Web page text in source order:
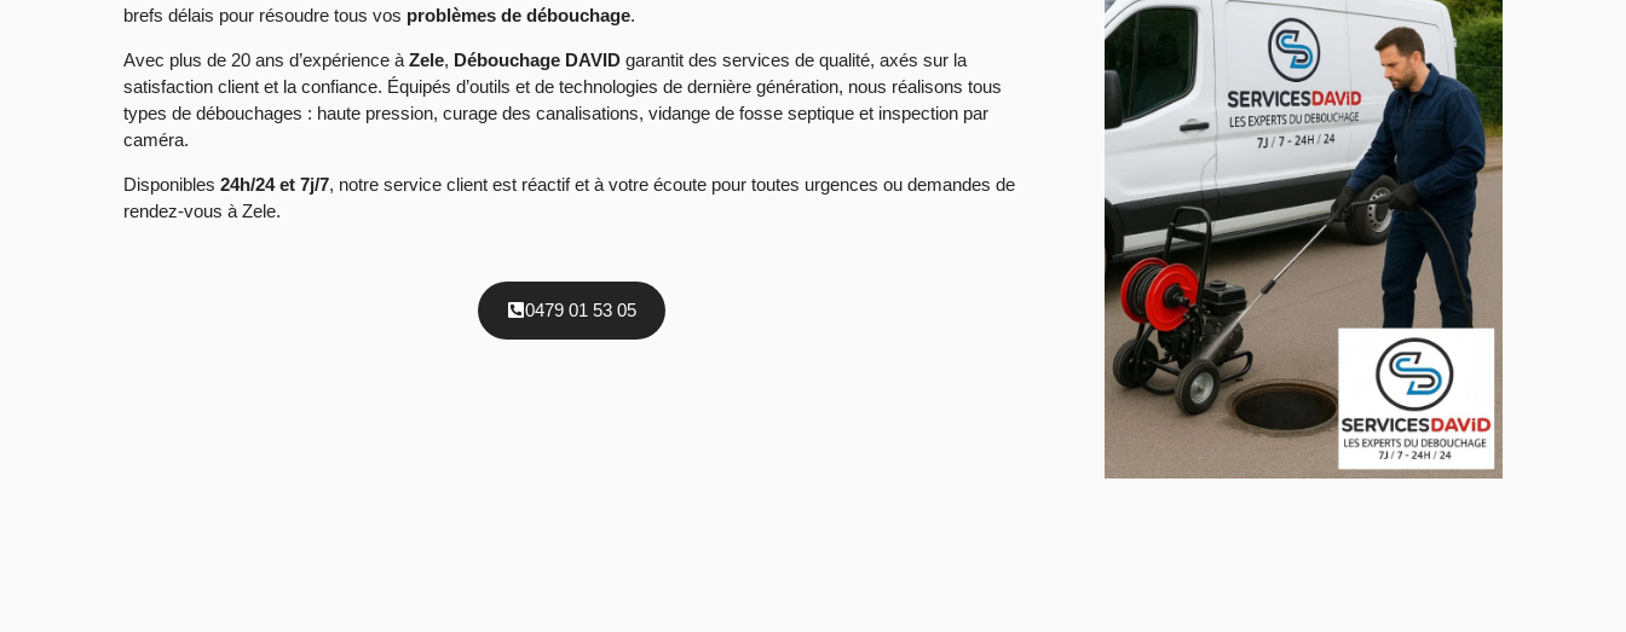
brefs délais pour résoudre tous vos problèmes de débouchage.
Avec plus de 20 ans d’expérience à Zele, Débouchage DAVID garantit des services de qualité, axés sur la
satisfaction client et la confiance. Équipés d’outils et de technologies de dernière génération, nous réalisons tous
types de débouchages : haute pression, curage des canalisations, vidange de fosse septique et inspection par
caméra.
Disponibles 24h/24 et 7j/7, notre service client est réactif et à votre écoute pour toutes urgences ou demandes de
rendez-vous à Zele.
0479 01 53 05